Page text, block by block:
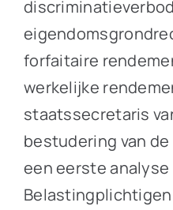
forfaitaire
werkelijke
staatssecretaris
bestudering van
een eerste